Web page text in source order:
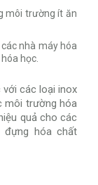
môi trường ít ăn
nhà máy hóa
học.
các loại inox
môi trường hóa
quả cho các
đựng hóa chất